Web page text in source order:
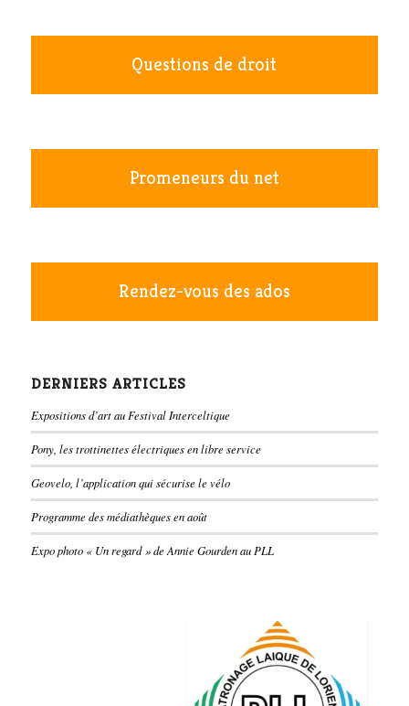
Questions de droit
Promeneurs du net
Rendez-vous des ados
DERNIERS ARTICLES
Expositions d’art au Festival Interceltique
Pony, les trottinettes électriques en libre service
Geovelo, l’application qui sécurise le vélo
Programme des médiathèques en août
Expo photo « Un regard » de Annie Gourden au PLL